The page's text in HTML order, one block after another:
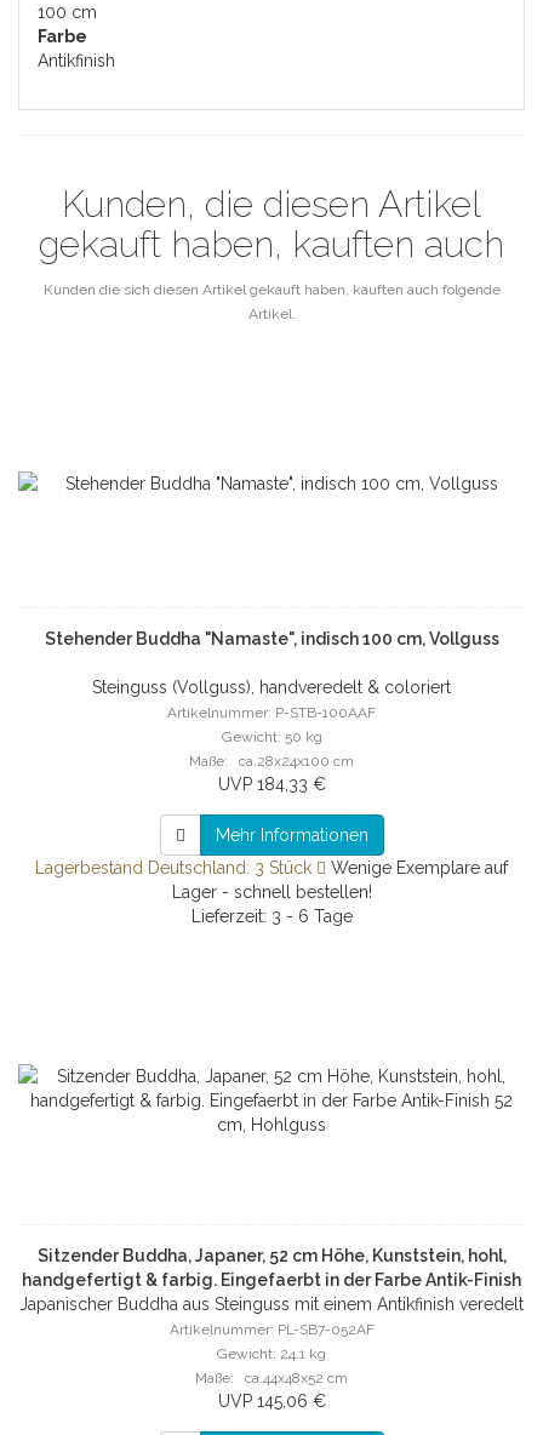
100 cm
Farbe
Antikfinish
Kunden, die diesen Artikel
gekauft haben, kauften auch
Kunden die sich diesen Artikel gekauft haben, kauften auch folgende
Artikel.
Stehender Buddha "Namaste", indisch 100 cm, Vollguss
Steinguss (Vollguss), handveredelt & coloriert
Artikelnummer: P-STB-100AAF
Gewicht: 50 kg
Maße: ca.28x24x100 cm
UVP 184,33 €
Mehr Informationen
Lagerbestand Deutschland: 3 Stück
Wenige Exemplare auf
Lager - schnell bestellen!
Lieferzeit: 3 - 6 Tage
Sitzender Buddha, Japaner, 52 cm Höhe, Kunststein, hohl,
handgefertigt & farbig. Eingefaerbt in der Farbe Antik-Finish
52 cm, Hohlguss
Japanischer Buddha aus Steinguss mit einem Antikfinish veredelt
Artikelnummer: PL-SB7-052AF
Gewicht: 24.1 kg
Maße: ca.44x48x52 cm
UVP 145,06 €